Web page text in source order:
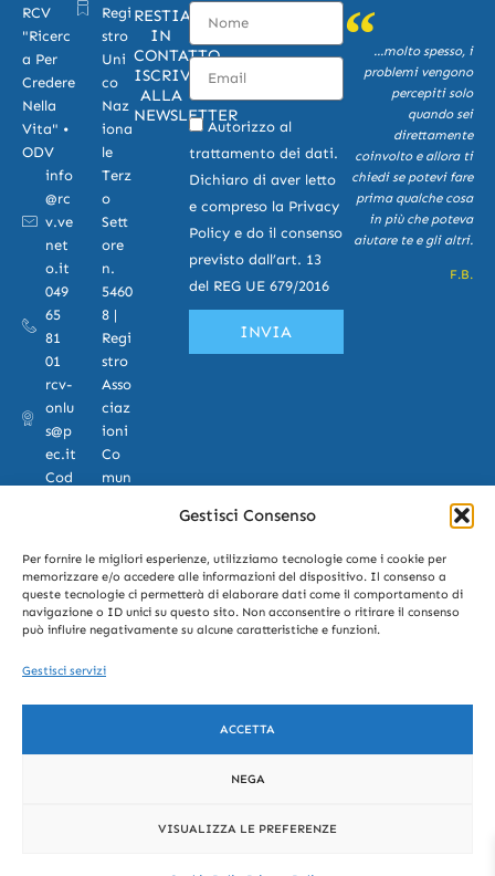
Gestisci Consenso
Per fornire le migliori esperienze, utilizziamo tecnologie come i cookie per
memorizzare e/o accedere alle informazioni del dispositivo. Il consenso a
queste tecnologie ci permetterà di elaborare dati come il comportamento di
navigazione o ID unici su questo sito. Non acconsentire o ritirare il consenso
può influire negativamente su alcune caratteristiche e funzioni.
Gestisci servizi
ACCETTA
NEGA
VISUALIZZA LE PREFERENZE
RCV
"Ricerc
a Per
Credere
Nella
Vita" •
ODV
info
@rc
v.ve
net
o.it
049
65
81
01
rcv-
onlu
s@p
ec.it
Cod
9223
2860
285
Regi
stro
Uni
co
Naz
iona
le
Terz
o
Sett
ore
n.
5460
8 |
Regi
stro
Asso
ciaz
ioni
Co
mun
n.
3140
Asso
ciaz
ioni
nda
edal
RESTIAMO
IN
CONTATTO,
ISCRIVITI
ALLA
NEWSLETTER
Nome
Email
privacy
Autorizzo al
trattamento dei dati.
Dichiaro di aver letto
e compreso la Privacy
Policye do il consenso
previsto dall’art. 13
del REG UE 679/2016
INVIA
...molto spesso, i
problemi vengono
percepiti solo
quando sei
direttamente
coinvolto e allora ti
chiedi se potevi fare
prima qualche cosa
in più che poteva
aiutare te e gli altri.
F.B.